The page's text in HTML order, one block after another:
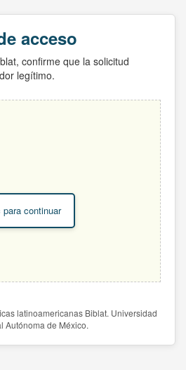
acceso
confirme que la solicitud
legítimo.
continuar
latinoamericanas Biblat. Universidad
Autónoma de México.